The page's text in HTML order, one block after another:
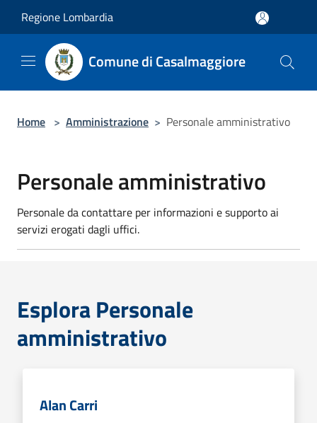
Regione Lombardia
Comune di Casalmaggiore
Home > Amministrazione > Personale amministrativo
Personale amministrativo
Personale da contattare per informazioni e supporto ai
servizi erogati dagli uffici.
Esplora Personale
amministrativo
Alan Carri